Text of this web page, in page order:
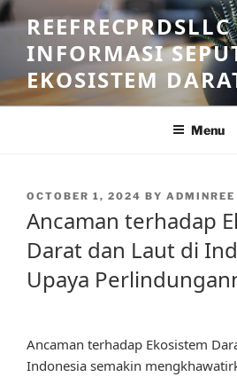
Skip
to
contentINFORMASI
EKOSISTEM
Menu
POSTED
OCTOBER 1, 2024 BY ADMINREE
Ancaman terhadap
Darat dan Laut di
Upaya
Ancaman terhadap Ekosistem
Indonesia semakin